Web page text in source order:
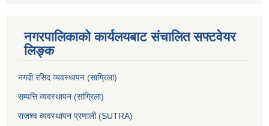
नगरपालिकाको कार्यलयबाट संचालित सफ्टवेयर
लिङ्क
नगदी रसिद व्यवस्थापन (साग्रिला)
सम्पत्ति व्यवस्थापन (सांग्रिला)
राजश्व व्यवस्थापन प्रणाली (SUTRA)